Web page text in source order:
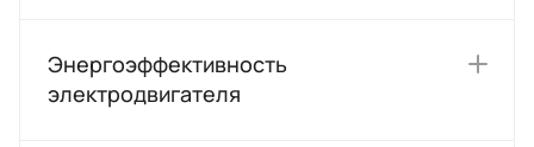
Энергоэффективность
электродвигателя